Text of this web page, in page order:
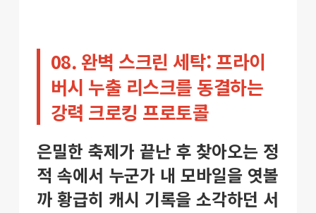
08. 완벽 스크린 세탁: 프라이
버시 누출 리스크를 동결하는
강력 크로킹 프로토콜
은밀한 축제가 끝난 후 찾아오는 정
적 속에서 누군가 내 모바일을 엿볼
까 황급히 캐시 기록을 소각하던 서